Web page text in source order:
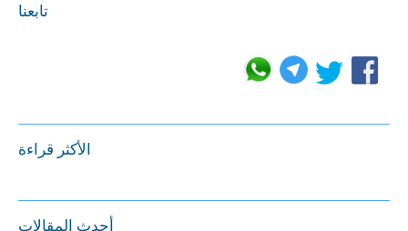
تابعنا
الأكثر قراءة
أحدث المقالات